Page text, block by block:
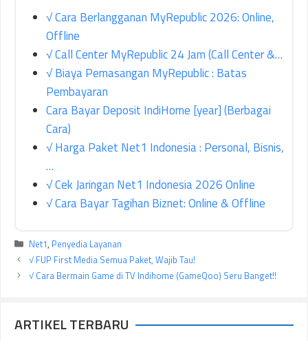
√ Cara Berlangganan MyRepublic 2026: Online,
Offline
√ Call Center MyRepublic 24 Jam (Call Center &…
√ Biaya Pemasangan MyRepublic : Batas
Pembayaran
Cara Bayar Deposit IndiHome [year] (Berbagai
Cara)
√ Harga Paket Net1 Indonesia : Personal, Bisnis,
…
√ Cek Jaringan Net1 Indonesia 2026 Online
√ Cara Bayar Tagihan Biznet: Online & Offline
Kategori
Net1, Penyedia Layanan
√ FUP First Media Semua Paket, Wajib Tau!
√ Cara Bermain Game di TV Indihome (GameQoo) Seru Banget!!
ARTIKEL TERBARU